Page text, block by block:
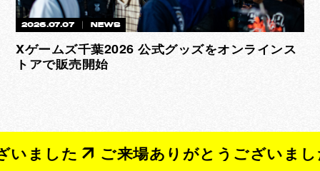
2026.07.07 NEWS
Xゲームズ千葉2026 公式グッズをオンラインス
トアで販売開始
ました ご来場ありがとうございました